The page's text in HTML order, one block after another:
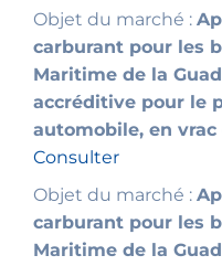
Objet du marché :
carburant pour les
Maritime de la
accréditive pour le
automobile, en
Consulter
Objet du marché :
carburant pour les
Maritime de la